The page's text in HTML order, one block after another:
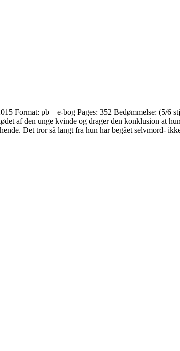
Format: pb – e-bog Pages: 352 Bedømmelse: (5/6
af den unge kvinde og drager den konklusion at
Det tror så langt fra hun har begået selvmord-